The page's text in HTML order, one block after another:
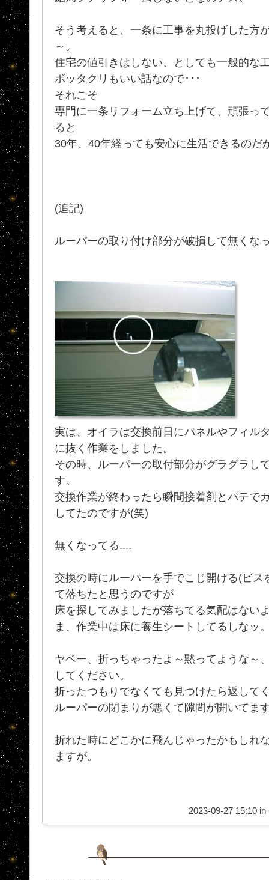
そう考えると、一条に工事を丸投げした方
～。
住宅の値引きはしない、としても一般的な
ボッタクリもいい話なので･･･
それこそ
専門に一条リフォーム立ち上げて、頑張っ
ると
30年、40年経っても安心に生活できるのだ
(追記)
ルーパーの取り付け部分が破損して無くな
実は、オイラは交換前日にパネルやフィル
に抜く作業をしました。
その時、ルーパーの取付部分がグラグラし
す。
交換作業が終わったら瞬間接着剤とパテで
してたのですが(笑)
無くなってる....
交換の時にルーパーを手でこじ開ける(ビ
て落ちたと思うのですが
床を探してみましたが落ちてる気配はない
ま、作業中は床に養生シートしてるしなッ
ヤベー、折っちゃったよ～黙ってような～
してください。
折ったつもりでなくても見つけたら返して
ルーパーの閉まりが悪くて隙間が開いてま
折れた時にどこかに飛んじゃったかもしれ
ますが。
2023-09-27 15:10 in